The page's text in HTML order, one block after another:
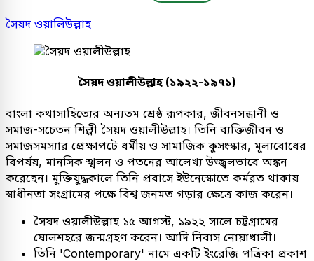
সৈয়দ ওয়ালিউল্লাহ
সৈয়দ ওয়ালীউল্লাহ (১৯২২-১৯৭১)
বাংলা কথাসাহিত্যের অন্যতম শ্রেষ্ঠ রূপকার, জীবনসন্ধানী ও
সমাজ-সচেতন শিল্পী সৈয়দ ওয়ালীউল্লাহ। তিনি ব্যক্তিজীবন ও
সমাজসমস্যার প্রেক্ষাপটে ধর্মীয় ও সামাজিক কুসংস্কার, মূল্যবোধের
বিপর্যয়, মানসিক স্খলন ও পতনের আলেখ্য উজ্জ্বলভাবে অঙ্কন
করেছেন। মুক্তিযুদ্ধকালে তিনি প্রবাসে ইউনেস্কোতে কর্মরত থাকায়
স্বাধীনতা সংগ্রামের পক্ষে বিশ্ব জনমত গড়ার ক্ষেত্রে কাজ করেন।
সৈয়দ ওয়ালীউল্লাহ ১৫ আগস্ট, ১৯২২ সালে চট্টগ্রামের
ষোলশহরে জন্মগ্রহণ করেন। আদি নিবাস নোয়াখালী।
তিনি 'Contemporary' নামে একটি ইংরেজি পত্রিকা প্রকাশ